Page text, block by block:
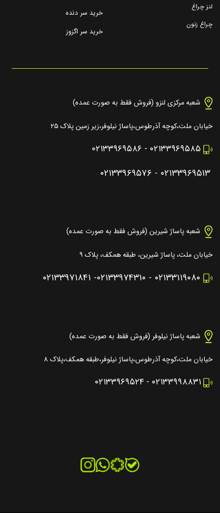
لنز چراغ
چراغ زنون
خرید سر دنده
خرید سر اگزوز
شعبه مرکزی لنزو (فروش فقط به صورت عمده)
خیابان ملت،کوچه آذرطوس،پاساژ نیلوفر،زیر زمین پلاک ۲۵
۰۲۱۳۳۹۶۹۵۸۵ - ۰۲۱۳۳۹۶۹۵۸۶
۰۲۱۳۳۹۶۹۵۱۳ - ۰۲۱۳۳۹۶۹۵۷۶
شعبه پاساژ شیرین (فروش فقط به صورت عمده)
خیابان ملت، پاساژ شیرین، طبقه همکف، پلاک ۹
۰۲۱۳۳۱۱۹۰۸۰ - ۰۲۱۳۳۹۷۴۳۱۰- ۰۲۱۳۳۹۷۱۸۴۱
شعبه پاساژ نیلوفر (فروش فقط به صورت عمده)
خیابان ملت،کوچه آذرطوس،پاساژ نیلوفر،طبقه همکف،پلاک ۸
۰۲۱۳۳۹۹۸۸۳۱ - ۰۲۱۳۳۹۶۹۵۲۴